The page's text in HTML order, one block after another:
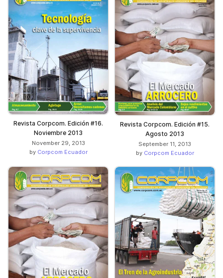
Revista Corpcom. Edición #16.
Noviembre 2013
November 29, 2013
by Corpcom Ecuador
Revista Corpcom. Edición #15.
Agosto 2013
September 11, 2013
by Corpcom Ecuador